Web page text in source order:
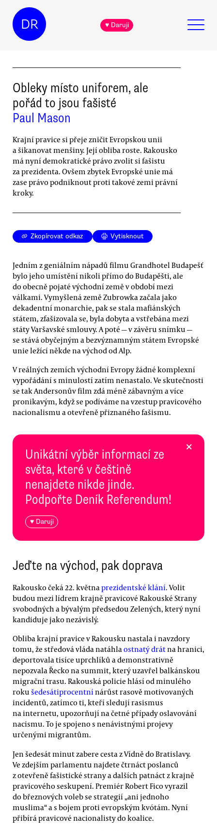
DR ♥ Daruji
Obleky místo uniforem, ale
pořád to jsou fašisté
Paul Mason
Krajní pravice si přeje zničit Evropskou unii
a šikanovat menšiny. Její obliba roste. Rakousko
má nyní demokratické právo zvolit si fašistu
za prezidenta. Ovšem zbytek Evropské unie má
zase právo podniknout proti takové zemi právní
kroky.
Zkopírovat odkaz Vytisknout
Jedním z geniálním nápadů filmu Grandhotel Budapešť
bylo jeho umístění nikoli přímo do Budapěšti, ale
do obecně pojaté východní země v období mezi
válkami. Vymyšlená země Zubrowka začala jako
dekadentní monarchie, pak se stala mafiánských
státem, zfašizovala se, byla dobyta a vstřebána mezi
státy Varšavské smlouvy. A poté — v závěru snímku —
se stává obyčejným a bezvýznamným státem Evropské
unie ležící někde na východ od Alp.
V reálných zemích východní Evropy žádné komplexní
vypořádání s minulostí zatím nenastalo. Ve skutečnosti
se tak Andersonův film zdá méně zábavným a více
pronikavým, když se podíváme na vzestup pravicového
nacionalismu a otevřeně přiznaného fašismu.
Unikátní výběr informací ze
světa, které v češtině
nenajdete nikde jinde.
Podpořte Deník Referendum!
♥ Daruji
×
Jeďte na východ, pak doprava
Rakousko čeká 22. května prezidentské klání. Volit
budou mezi lídrem krajně pravicové Rakouské Strany
svobodných a bývalým předsedou Zelených, který nyní
kandiduje jako nezávislý.
Obliba krajní pravice v Rakousku nastala i navzdory
tomu, že středová vláda natáhlaostnatý drátna hranici,
deportovala tisíce uprchlíků a demonstrativně
nepozvala Řecko na summit, který uzavřel balkánskou
migrační trasu. Rakouská policie hlásí od minulého
roku šedesátiprocentnínárůst rasově motivovaných
incidentů, zatímco ti, kteří sledují rasismus
na internetu, upozorňují na četné případy oslavování
nacismu. To je spojeno s nenávistnými projevy
určenými migrantům.
Jen šedesát minut zabere cesta z Vídně do Bratislavy.
Ve zdejším parlamentu najdete čtrnáct poslanců
z otevřeně fašistické strany a dalších patnáct z krajně
pravicového seskupení. Premiér Robert Fico vyrazil
do březnových voleb se strategií „ani jednoho
muslima“ a s bojem proti evropským kvótám. Nyní
přibírá pravicové nacionalisty do koalice.